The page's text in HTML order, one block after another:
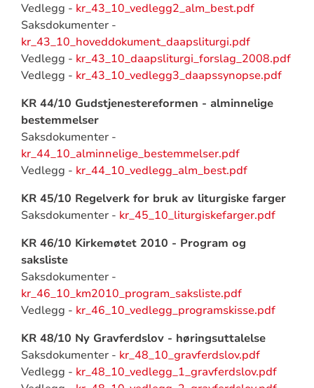
Vedlegg - kr_43_10_vedlegg2_alm_best.pdf
Saksdokumenter -
kr_43_10_hoveddokument_daapsliturgi.pdf
Vedlegg - kr_43_10_daapsliturgi_forslag_2008.pdf
Vedlegg - kr_43_10_vedlegg3_daapssynopse.pdf
KR 44/10 Gudstjenestereformen - alminnelige
bestemmelser
Saksdokumenter -
kr_44_10_alminnelige_bestemmelser.pdf
Vedlegg - kr_44_10_vedlegg_alm_best.pdf
KR 45/10 Regelverk for bruk av liturgiske farger
Saksdokumenter - kr_45_10_liturgiskefarger.pdf
KR 46/10 Kirkemøtet 2010 - Program og
saksliste
Saksdokumenter -
kr_46_10_km2010_program_saksliste.pdf
Vedlegg - kr_46_10_vedlegg_programskisse.pdf
KR 48/10 Ny Gravferdslov - høringsuttalelse
Saksdokumenter - kr_48_10_gravferdslov.pdf
Vedlegg - kr_48_10_vedlegg_1_gravferdslov.pdf